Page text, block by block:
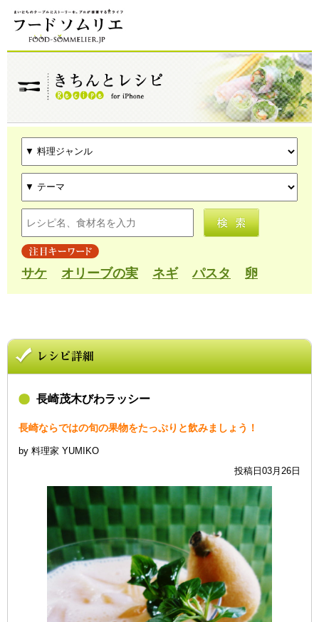
サケ オリーブの実 ネギ パスタ 卵
長崎茂木びわラッシー
長崎ならではの旬の果物をたっぷりと飲みましょう！
by 料理家 YUMIKO
投稿日03月26日